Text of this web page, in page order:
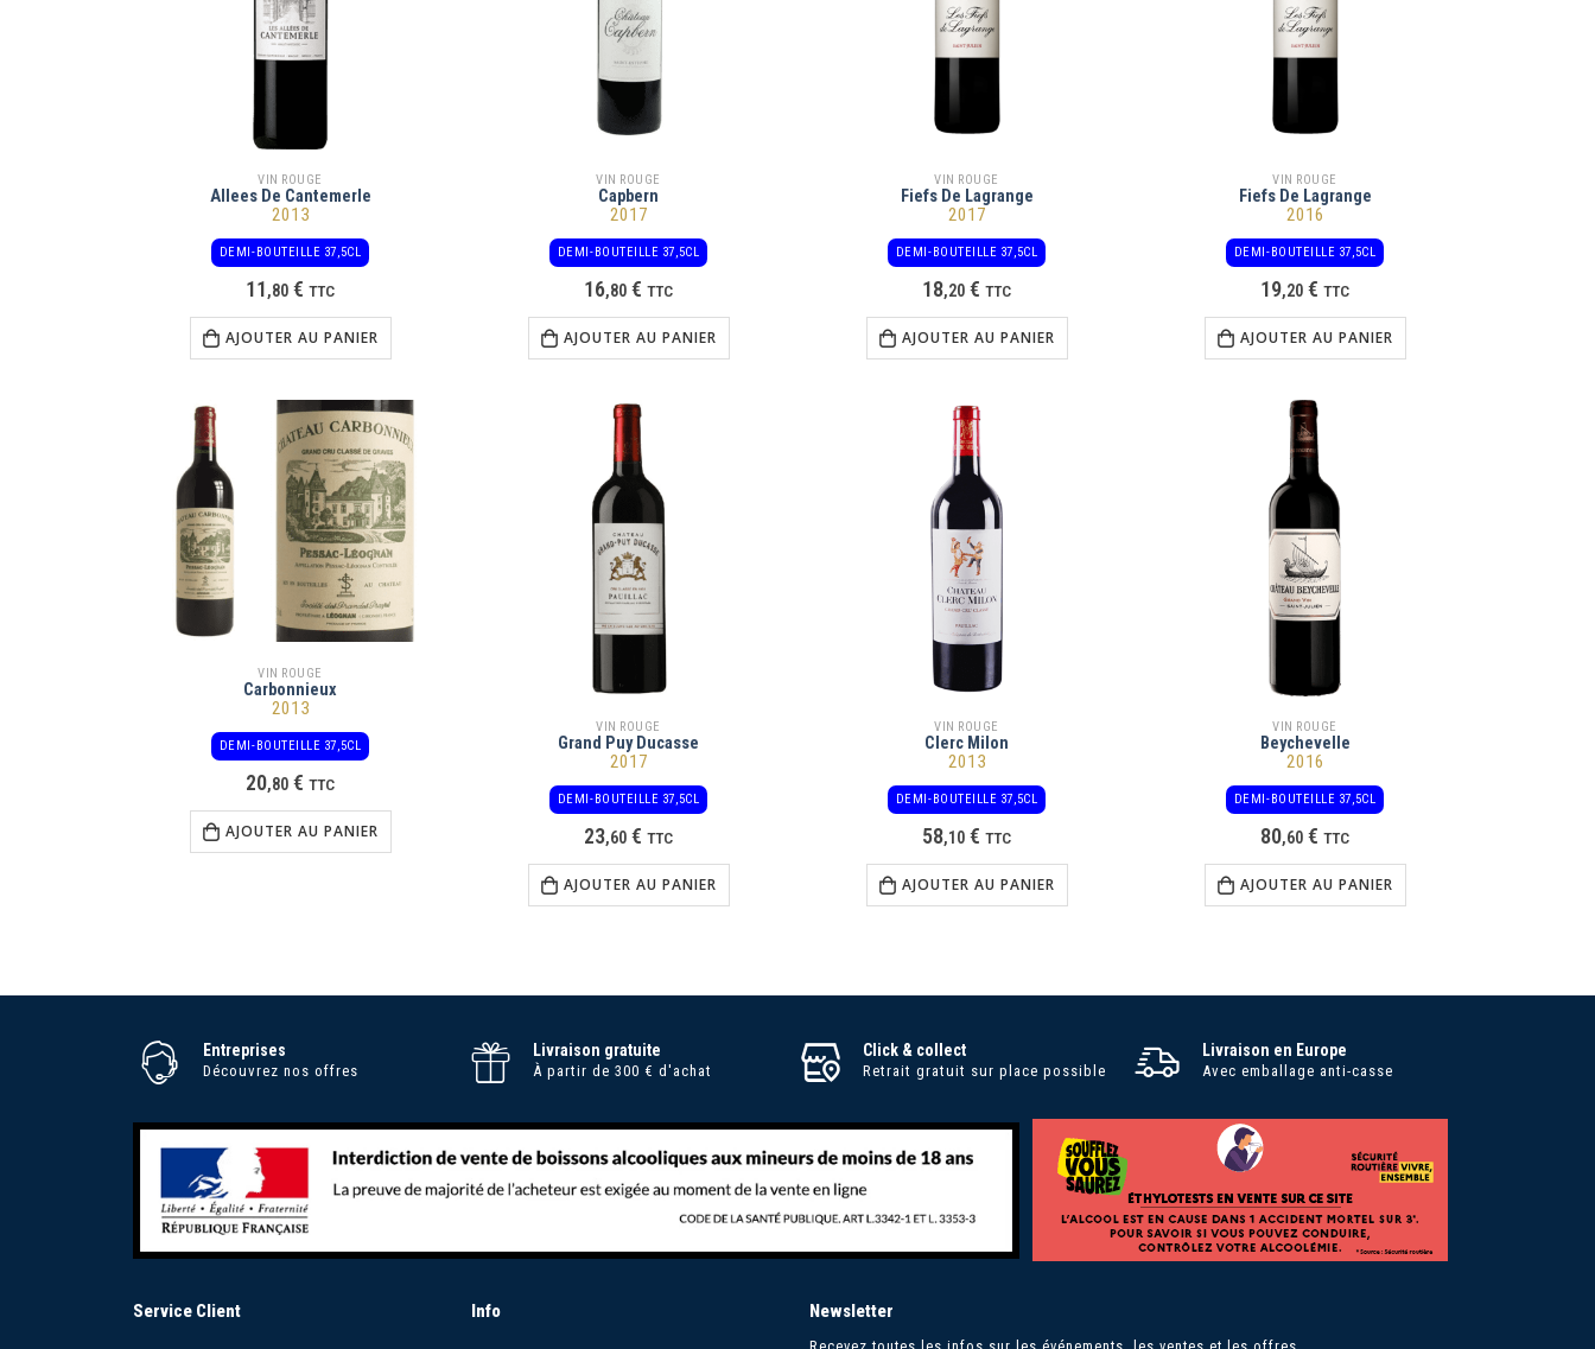
VIN ROUGE
Allees De Cantemerle
2013
DEMI-BOUTEILLE 37,5CL
11,80 € TTC
AJOUTER AU PANIER
VIN ROUGE
Capbern
2017
DEMI-BOUTEILLE 37,5CL
16,80 € TTC
AJOUTER AU PANIER
VIN ROUGE
Fiefs De Lagrange
2017
DEMI-BOUTEILLE 37,5CL
18,20 € TTC
AJOUTER AU PANIER
VIN ROUGE
Fiefs De Lagrange
2016
DEMI-BOUTEILLE 37,5CL
19,20 € TTC
AJOUTER AU PANIER
VIN ROUGE
Carbonnieux
2013
DEMI-BOUTEILLE 37,5CL
20,80 € TTC
AJOUTER AU PANIER
VIN ROUGE
Grand Puy Ducasse
2017
DEMI-BOUTEILLE 37,5CL
23,60 € TTC
AJOUTER AU PANIER
VIN ROUGE
Clerc Milon
2013
DEMI-BOUTEILLE 37,5CL
58,10 € TTC
AJOUTER AU PANIER
VIN ROUGE
Beychevelle
2016
DEMI-BOUTEILLE 37,5CL
80,60 € TTC
AJOUTER AU PANIER
Entreprises
Découvrez nos offres
Livraison gratuite
À partir de 300 € d'achat
Click & collect
Retrait gratuit sur place possible
Livraison en Europe
Avec emballage anti-casse
Service Client Info Newsletter